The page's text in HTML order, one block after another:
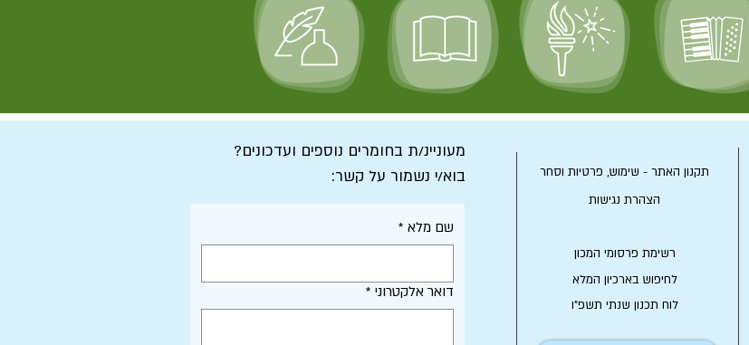
מעוניינ/ת בחומרים נוספים ועדכונים?
בוא/י נשמור על קשר:
שם מלא *
דואר אלקטרוני *
תקנון האתר - שימוש, פרטיות וסחר
הצהרת נגישות
רשימת פרסומי המכון
לחיפוש בארכיון המלא
לוח תכנון שנתי תשפ"ו